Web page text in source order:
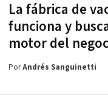
La fábrica de
funciona y
motor del
PorAndrés Sanguinetti